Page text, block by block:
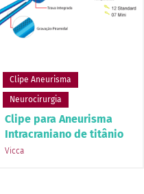
Clipe Aneurisma
Neurocirurgia
Clipe para Aneurisma
Intracraniano de titânio
Vicca